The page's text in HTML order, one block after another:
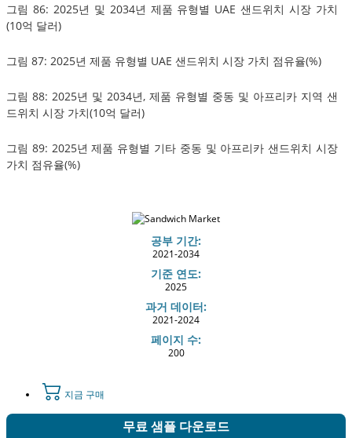
그림 86: 2025년 및 2034년 제품 유형별 UAE 샌드위치 시장 가치
(10억 달러)
그림 87: 2025년 제품 유형별 UAE 샌드위치 시장 가치 점유율(%)
그림 88: 2025년 및 2034년, 제품 유형별 중동 및 아프리카 지역 샌
드위치 시장 가치(10억 달러)
그림 89: 2025년 제품 유형별 기타 중동 및 아프리카 샌드위치 시장
가치 점유율(%)
공부 기간:
2021-2034
기준 연도:
2025
과거 데이터:
2021-2024
페이지 수:
200
지금 구매
무료 샘플 다운로드